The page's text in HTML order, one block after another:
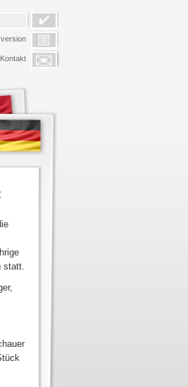
Kontakt
statt.